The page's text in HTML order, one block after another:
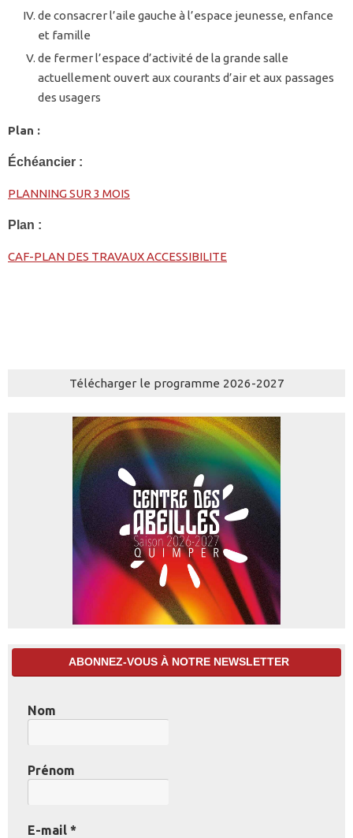
de consacrer l’aile gauche à l’espace jeunesse, enfance
et famille
de fermer l’espace d’activité de la grande salle
actuellement ouvert aux courants d’air et aux passages
des usagers
Plan :
Échéancier :
PLANNING SUR 3 MOIS
Plan :
CAF-PLAN DES TRAVAUX ACCESSIBILITE
Télécharger le programme 2026-2027
ABONNEZ-VOUS À NOTRE NEWSLETTER
Nom
Prénom
E-mail *